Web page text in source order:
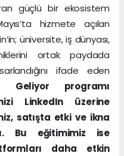
güçlü bir ekosistem
hizmete açılan
üniversite, iş dünyası,
ortak paydada
ifade eden
Geliyor programı
LinkedIn üzerine
satışta etki ve ikna
Bu eğitimimiz ise
daha etkin